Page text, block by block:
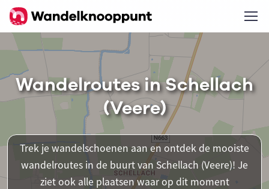
Wandelroutes in Schellach
(Veere)
Trek je wandelschoenen aan en ontdek de mooiste
wandelroutes in de buurt van Schellach (Veere)! Je
ziet ook alle plaatsen waar op dit moment